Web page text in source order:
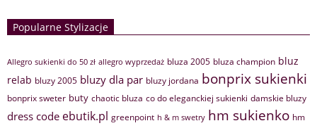
Popularne Stylizacje
Allegro sukienki do 50 zł allegro wyprzedaż bluza 2005 bluza champion bluz
relab bluzy 2005 bluzy dla par bluzy jordana bonprix sukienki
bonprix sweter buty chaotic bluza co do eleganckiej sukienki damskie bluzy
dress code ebutik.pl greenpoint h & m swetry hm sukienko hm